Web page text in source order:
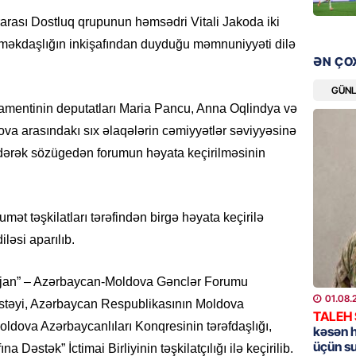
Dostluq qrupunun həmsədri Vitali Jakoda iki
inkişafından duyduğu məmnuniyyəti dilə
deputatları Maria Pancu, Anna Oqlindya və
arasındakı sıx əlaqələrin cəmiyyətlər səviyyəsinə
sözügedən forumun həyata keçirilməsinin
təşkilatları tərəfindən birgə həyata keçirilə
aparılıb.
– Azərbaycan-Moldova Gənclər Forumu
Azərbaycan Respublikasının Moldova
Azərbaycanlıları Konqresinin tərəfdaşlığı,
Dəstək” İctimai Birliyinin təşkilatçılığı ilə keçirilib.
GÜNDƏM
HADISƏ
söydü,
BANNER
ƏN
TALEH
kəsən
üçün